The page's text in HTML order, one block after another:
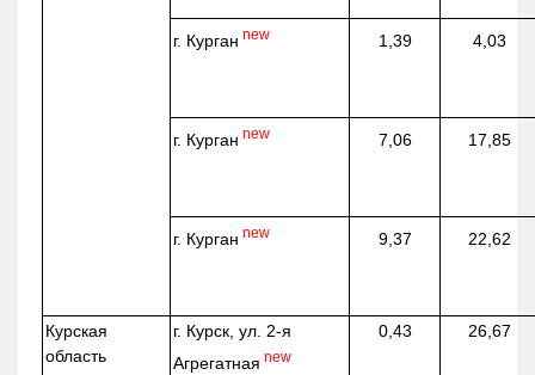
г. Курган new 1,39 4,03
г. Курган new 7,06 17,85
г. Курган new 9,37 22,62
Курская
область
г. Курск, ул. 2-я
Агрегатная new
0,43 26,67